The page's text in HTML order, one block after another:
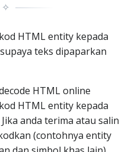
✧
HTML entity kepada
teks dipaparkan
HTML online
HTML entity kepada
anda terima atau salin
(contohnya entity